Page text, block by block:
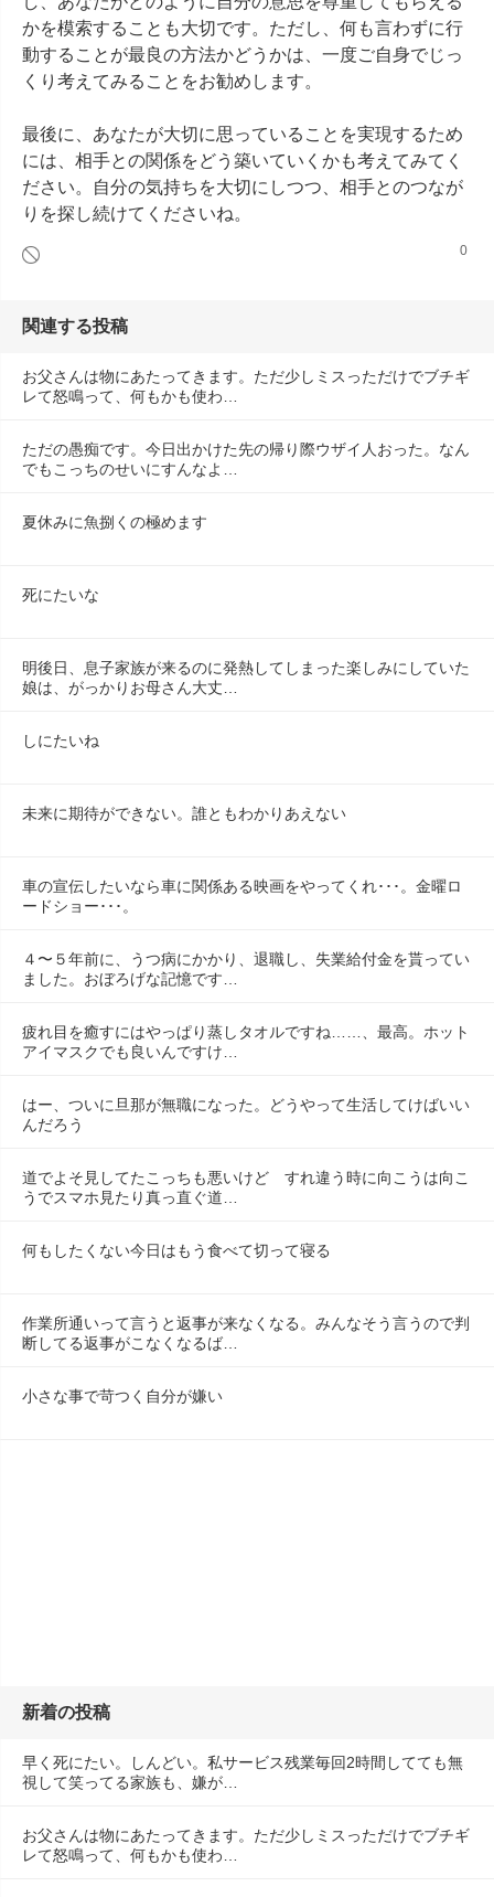
かを模索することも大切です。ただし、何も言わずに行
動することが最良の方法かどうかは、一度ご自身でじっ
くり考えてみることをお勧めします。
最後に、あなたが大切に思っていることを実現するため
には、相手との関係をどう築いていくかも考えてみてく
ださい。自分の気持ちを大切にしつつ、相手とのつなが
りを探し続けてくださいね。
0
関連する投稿
お父さんは物にあたってきます。ただ少しミスっただけでブチギ
レて怒鳴って、何もかも使わ…
ただの愚痴です。今日出かけた先の帰り際ウザイ人おった。なん
でもこっちのせいにすんなよ…
夏休みに魚捌くの極めます
死にたいな
明後日、息子家族が来るのに発熱してしまった楽しみにしていた
娘は、がっかりお母さん大丈…
しにたいね
未来に期待ができない。誰ともわかりあえない
車の宣伝したいなら車に関係ある映画をやってくれ･･･。金曜ロ
ードショー･･･。
４〜５年前に、うつ病にかかり、退職し、失業給付金を貰ってい
ました。おぼろげな記憶です…
疲れ目を癒すにはやっぱり蒸しタオルですね……、最高。ホット
アイマスクでも良いんですけ…
はー、ついに旦那が無職になった。どうやって生活してけばいい
んだろう
道でよそ見してたこっちも悪いけど　すれ違う時に向こうは向こ
うでスマホ見たり真っ直ぐ道…
何もしたくない今日はもう食べて切って寝る
作業所通いって言うと返事が来なくなる。みんなそう言うので判
断してる返事がこなくなるば…
小さな事で苛つく自分が嫌い
新着の投稿
早く死にたい。しんどい。私サービス残業毎回2時間してても無
視して笑ってる家族も、嫌が…
お父さんは物にあたってきます。ただ少しミスっただけでブチギ
レて怒鳴って、何もかも使わ…